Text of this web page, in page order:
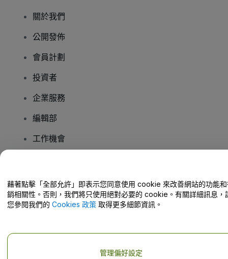
關於我們
公開發佈
會員計劃
投資者
企業服務
編輯部
工作機會
幫助中心 / 聯絡我們
藉著點擊「全部允許」即表示您同意使用 cookie 來改善網站的功能
銷相關性。否則，我們將只使用絕對必要的 cookie。有關詳細訊息，
您參閱我們的 Cookies 政策 取得更多細節資訊。
管理偏好設定